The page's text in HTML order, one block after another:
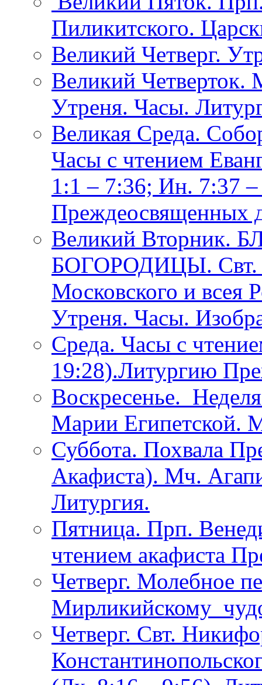
Пиликитского.
Великий Четверг.
Великий
Утреня. Часы.
Великая Среда.
Часы с чтением
1:1 – 7:36; Ин. 7:37
Преждеосвященных
Великий
БОГОРОДИЦЫ. Свт.
Московского и всея
Утреня. Часы.
Среда. Часы с
19:28).Литургию
Воскресенье.
Марии Египетской.
Суббота. Похвала
Акафиста). Мч.
Литургия.
Пятница. Прп.
чтением акафиста
Четверг. Молебное
Мирликийскому
Четверг. Свт.